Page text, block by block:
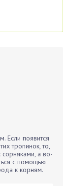
Если появится
тропинок, то,
а во-
с помощью
к корням.